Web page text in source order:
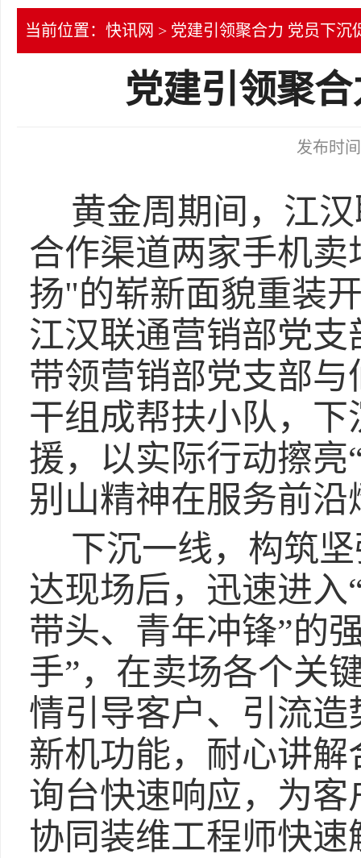
当前位置： 快讯网 > 党建引领聚合力 党员下沉
党建引领聚
发布时
黄金周期间，江
合作渠道两家手机
扬"的崭新面貌重装
江汉联通营销部党
带领营销部党支部
干组成帮扶小队，
援，以实际行动擦亮
别山精神在服务前沿
下沉一线，构筑
达现场后，迅速进入
带头、青年冲锋”的
手”，在卖场各个关
情引导客户、引流
新机功能，耐心讲
询台快速响应，为
协同装维工程师快